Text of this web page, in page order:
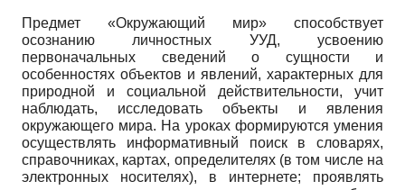
Предмет «Окружающий мир» способствует
осознанию личностных УУД, усвоению
первоначальных сведений о сущности и
особенностях объектов и явлений, характерных для
природной и социальной действительности, учит
наблюдать, исследовать объекты и явления
окружающего мира. На уроках формируются умения
осуществлять информативный поиск в словарях,
справочниках, картах, определителях (в том числе на
электронных носителях), в интернете; проявлять